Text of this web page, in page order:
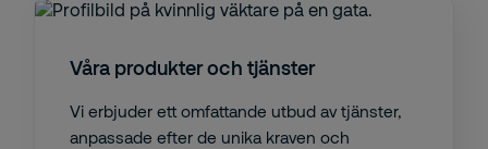
Våra produkter och tjänster
Vi erbjuder ett omfattande utbud av tjänster,
anpassade efter de unika kraven och